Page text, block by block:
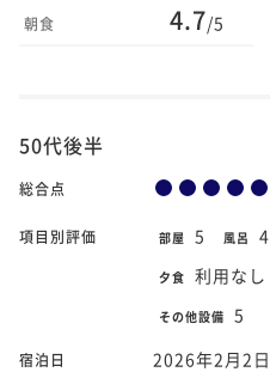
朝食 4.7/5
50代後半
総合点
項目別評価 部屋 5 風呂 4
夕食 利用なし
その他設備 5
宿泊日 2026年2月2日